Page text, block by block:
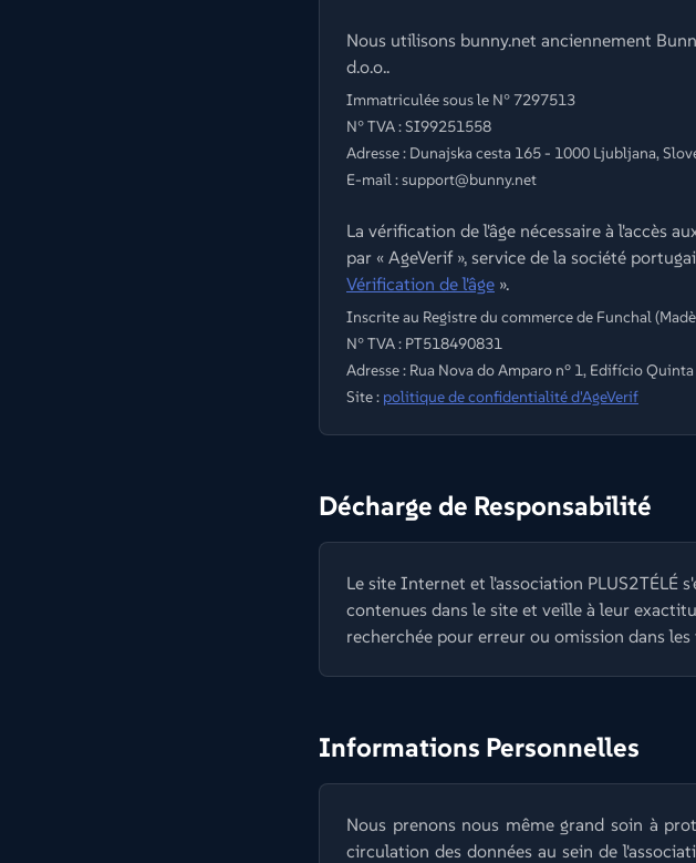
Nous utilisons bunny.net anciennement
d.o.o..
Immatriculée sous le N° 7297513
N° TVA : SI99251558
Adresse : Dunajska cesta 165 - 1000 Ljubljana,
E-mail : support@bunny.net
La vérification de l'âge nécessaire à l'accès
par « AgeVerif », service de la société
Vérification de l'âge ».
Inscrite au Registre du commerce de Funchal
N° TVA : PT518490831
Adresse : Rua Nova do Amparo nº 1, Edifício
Site : politique de confidentialité d'AgeVerif
Décharge de Responsabilité
Le site Internet et l'association PLUS2TÉLÉ
contenues dans le site et veille à leur
recherchée pour erreur ou omission dans
Informations Personnelles
Nous prenons nous même grand soin à
circulation des données au sein de